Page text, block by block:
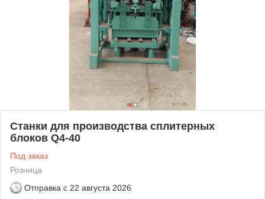
Станки для производства сплитерных
блоков Q4-40
Под заказ
Розница
Отправка с 22 августа 2026